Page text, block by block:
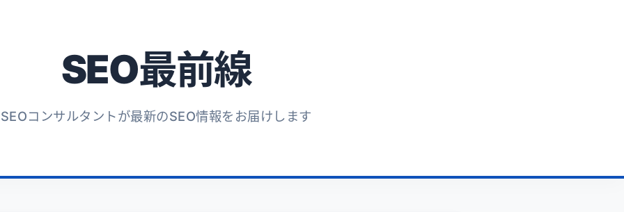
SEO最前線
SEOコンサルタントが最新のSEO情報をお届けします